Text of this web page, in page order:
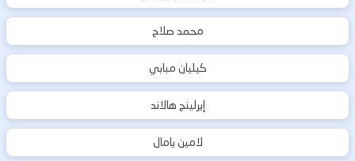
محمد صلاح
كيليان مبابي
إيرلينج هالاند
لامين يامال